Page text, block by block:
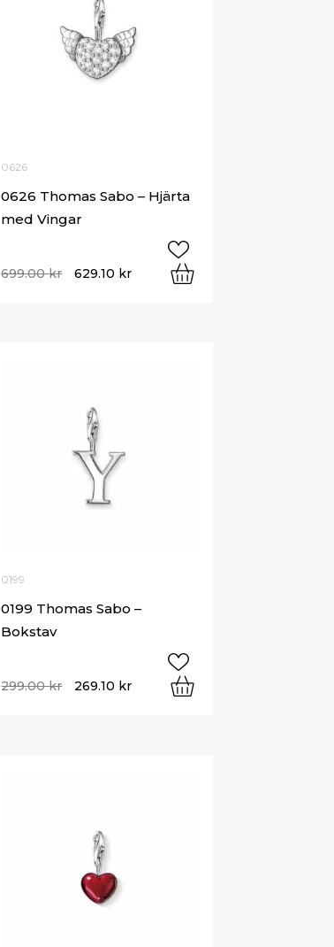
0626
0626 Thomas Sabo – Hjärta
med Vingar
699.00kr 629.10 kr
0199
0199 Thomas Sabo –
Bokstav
299.00kr 269.10 kr